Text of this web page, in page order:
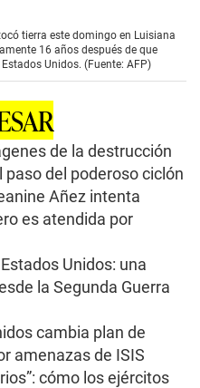
tierra este domingo en Luisiana
16 años después de que
Unidos. (Fuente: AFP)
de la destrucción
paso del poderoso ciclón
Añez intenta
es atendida por
Unidos: una
la Segunda Guerra
cambia plan de
amenazas de ISIS
cómo los ejércitos